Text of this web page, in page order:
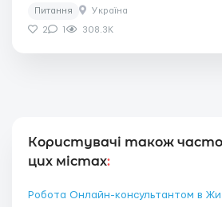
Питання Україна
2 1 308.3K
Користувачі також
цих містах:
Робота Онлайн-консультантом в